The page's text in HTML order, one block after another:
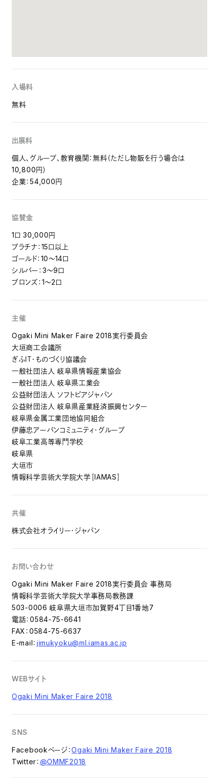
入場料
無料
出展料
個人、グループ、教育機関：無料（ただし物販を行う場合は
10,800円）
企業：54,000円
協賛金
1口 30,000円
プラチナ：15口以上
ゴールド：10〜14口
シルバー：3〜9口
ブロンズ：1〜2口
主催
Ogaki Mini Maker Faire 2018実行委員会
大垣商工会議所
ぎふＩＴ・ものづくり協議会
一般社団法人 岐阜県情報産業協会
一般社団法人 岐阜県工業会
公益財団法人 ソフトピアジャパン
公益財団法人 岐阜県産業経済振興センター
岐阜県金属工業団地協同組合
伊藤忠アーバンコミュニティ・グループ
岐阜工業高等専門学校
岐阜県
大垣市
情報科学芸術大学院大学［IAMAS］
共催
株式会社オライリー・ジャパン
お問い合わせ
Ogaki Mini Maker Faire 2018実行委員会 事務局
情報科学芸術大学院大学事務局教務課
503-0006 岐阜県大垣市加賀野4丁目1番地7
電話：0584-75-6641
FAX：0584-75-6637
E-mail： jimukyoku@ml.iamas.ac.jp
WEBサイト
Ogaki Mini Maker Faire 2018
SNS
Facebookページ：Ogaki Mini Maker Faire 2018
Twitter： @OMMF2018